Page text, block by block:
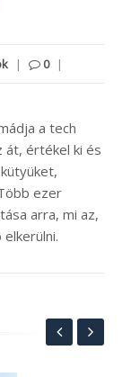
| 0 |
a tech
át, értékel ki és
ezer
arra, mi az,